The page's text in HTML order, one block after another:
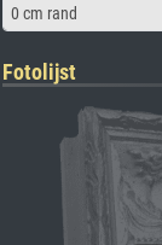
0 cm rand
Fotolijst